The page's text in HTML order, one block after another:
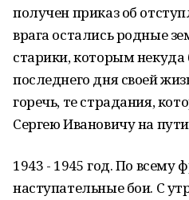
получен приказ об
врага остались родные
старики, которым
последнего дня своей
горечь, те страдания,
Сергею Ивановичу на
1943 - 1945 год. По всему
наступательные бои. С